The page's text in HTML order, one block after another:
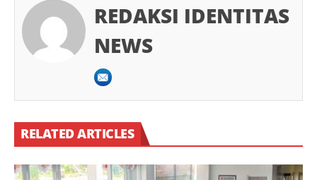
REDAKSI IDENTITAS
NEWS
RELATED ARTICLES